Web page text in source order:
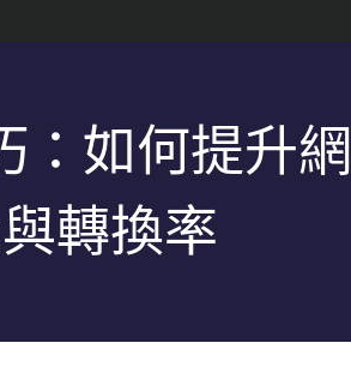
：如何提升
轉換率